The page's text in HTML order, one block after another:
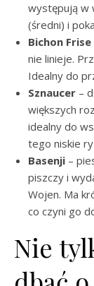
występują w
(średni) i
Bichon Frise
nie linieje.
Idealny do
Sznaucer –
większych
idealny do
tego niskie
Basenji –
piszczy i
Wojen. Ma
co czyni go
Nie